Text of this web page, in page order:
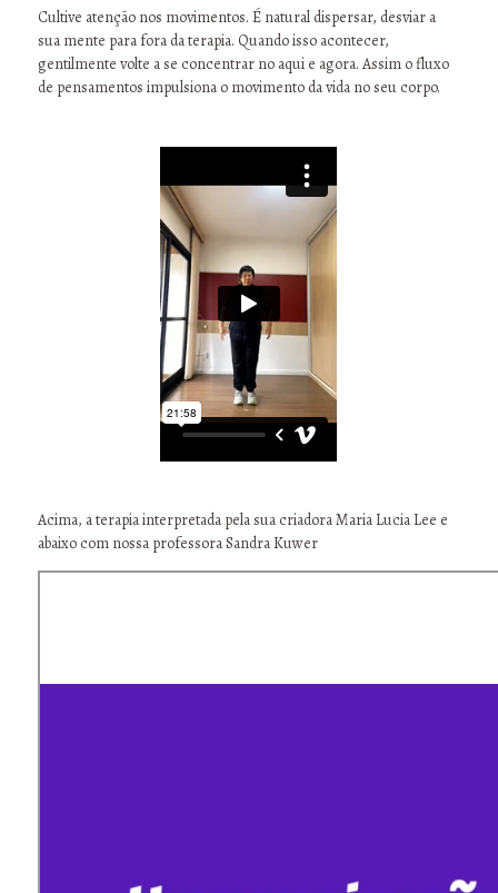
Cultive atenção nos movimentos. É natural dispersar, desviar a
sua mente para fora da terapia. Quando isso acontecer,
gentilmente volte a se concentrar no aqui e agora. Assim o fluxo
de pensamentos impulsiona o movimento da vida no seu corpo.
Acima, a terapia interpretada pela sua criadora Maria Lucia Lee e
abaixo com nossa professora Sandra Kuwer